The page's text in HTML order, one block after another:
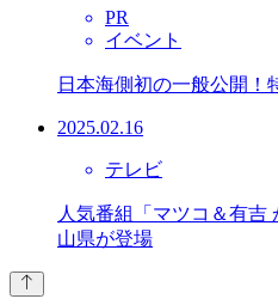
PR
イベント
日本海側初の一般公開！
2025.02.16
テレビ
人気番組「マツコ＆有吉
山県が登場